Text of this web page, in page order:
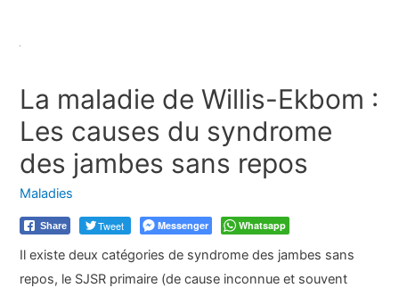
La maladie de Willis-Ekbom :
Les causes du syndrome
des jambes sans repos
Maladies
Share Tweet Messenger Whatsapp
Il existe deux catégories de syndrome des jambes sans
repos, le SJSR primaire (de cause inconnue et souvent